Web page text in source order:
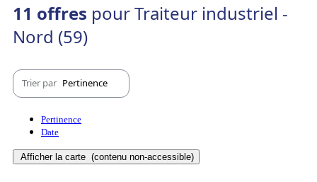
11 offres pour Traiteur industriel -
Nord (59)
Trier par Pertinence
Pertinence
Date
Afficher la carte (contenu non-accessible)